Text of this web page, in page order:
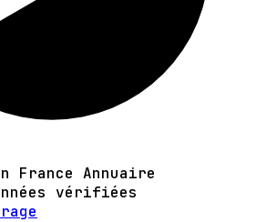
France Annuaire
vérifiées